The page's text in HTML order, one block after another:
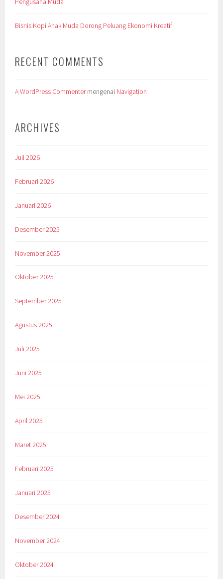
Bisnis Kopi Anak Muda Dorong Peluang Ekonomi Kreatif
RECENT COMMENTS
A WordPress Commentermengenai Navigation
ARCHIVES
Juli 2026
Februari 2026
Januari 2026
Desember 2025
November 2025
Oktober 2025
September 2025
Agustus 2025
Juli 2025
Juni 2025
Mei 2025
April 2025
Maret 2025
Februari 2025
Januari 2025
Desember 2024
November 2024
Oktober 2024